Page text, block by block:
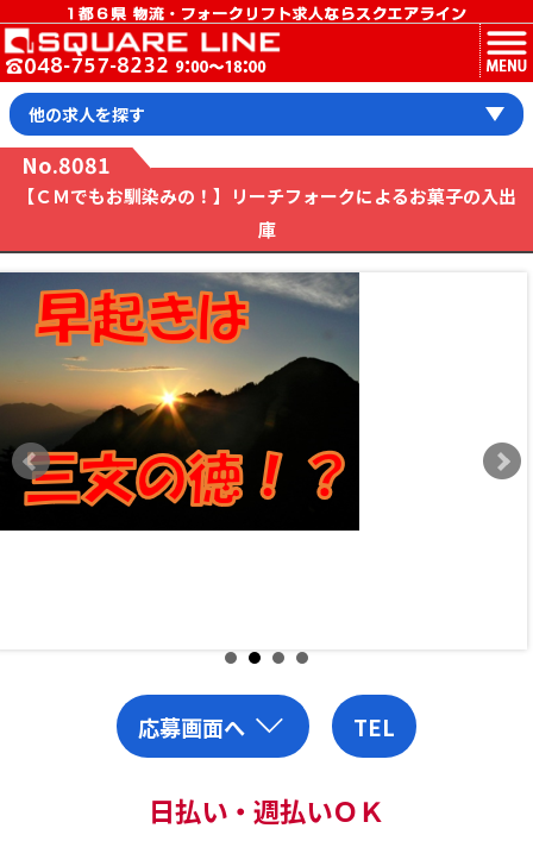
MENU
他の求人を探す
No.8081
【ＣＭでもお馴染みの！】リーチフォークによるお菓子の入出
庫
応募画面へ TEL
日払い・週払いＯＫ